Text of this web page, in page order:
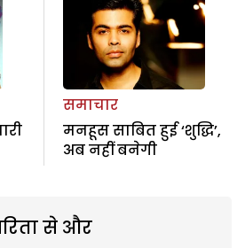
समाचार
मनहूस साबित हुई ‘शुद्धि’,
अब नहीं बनेगी
से और